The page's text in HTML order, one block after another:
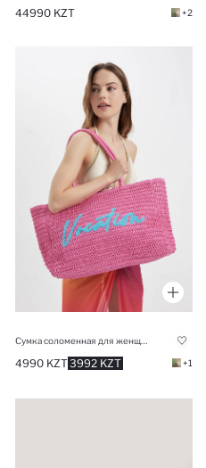
44990 KZT +2
3992 KZT
4990 KZT +1